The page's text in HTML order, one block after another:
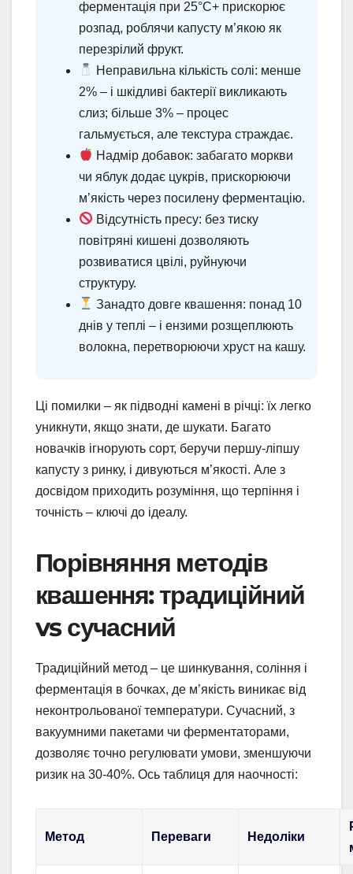
ферментація при 25°C+ прискорює
розпад, роблячи капусту м’якою як
перезрілий фрукт.
Неправильна кількість солі: менше
2% – і шкідливі бактерії викликають
слиз; більше 3% – процес
гальмується, але текстура страждає.
Надмір добавок: забагато моркви
чи яблук додає цукрів, прискорюючи
м’якість через посилену ферментацію.
Відсутність пресу: без тиску
повітряні кишені дозволяють
розвиватися цвілі, руйнуючи
структуру.
Занадто довге квашення: понад 10
днів у теплі – і ензими розщеплюють
волокна, перетворюючи хруст на кашу.
Ці помилки – як підводні камені в річці: їх легко
уникнути, якщо знати, де шукати. Багато
новачків ігнорують сорт, беручи першу-ліпшу
капусту з ринку, і дивуються м’якості. Але з
досвідом приходить розуміння, що терпіння і
точність – ключі до ідеалу.
Порівняння методів
квашення: традиційний
vs сучасний
Традиційний метод – це шинкування, соління і
ферментація в бочках, де м’якість виникає від
неконтрольованої температури. Сучасний, з
вакуумними пакетами чи ферментаторами,
дозволяє точно регулювати умови, зменшуючи
ризик на 30-40%. Ось таблиця для наочності:
Метод Переваги Недоліки